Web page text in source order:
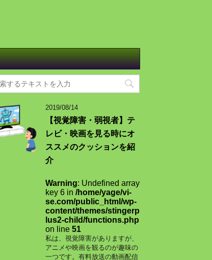
2019/08/14
【視覚障害・弱視者】テ
レビ・映画を見る時にオ
ススメのクッションを紹
介
Warning: Undefined array
key 6 in /home/yage/vi-
se.com/public_html/wp-
content/themes/stingerp
lus2-child/functions.php
on line 51
私は、視覚障害がありますが、
アニメや映画を観るのが趣味の
一つです。有料放送の動画配信